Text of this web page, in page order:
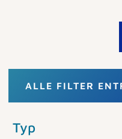
ALLE FILTER
Typ